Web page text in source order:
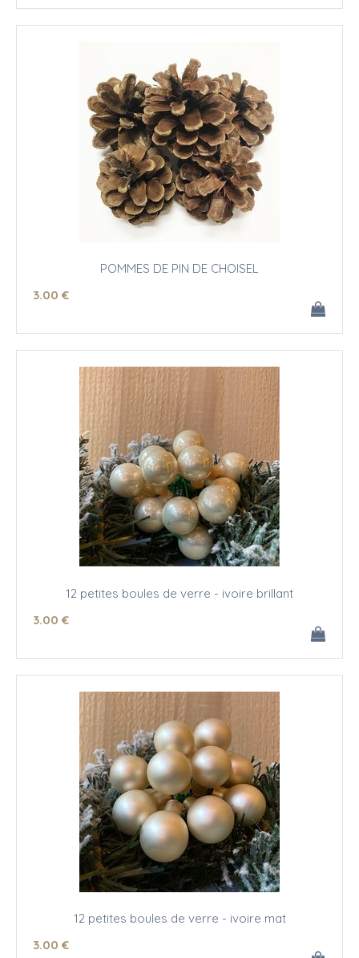
POMMES DE PIN DE CHOISEL
3.00 €
12 petites boules de verre - ivoire brillant
3.00 €
12 petites boules de verre - ivoire mat
3.00 €